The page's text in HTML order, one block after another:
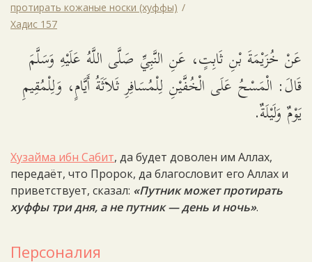
протирать кожаные носки (хуффы)
Хадис 157
عَنْ خُزَيْمَةَ بْنِ ثَابِتٍ، عَنِ النَّبِيِّ صَلَّى اللَّهُ عَلَيْهِ وَسَلَّمَ
قَالَ: الْمَسْحُ عَلَى الْخُفَّيْنِ لِلْمُسَافِرِ ثَلاَثَةُ أَيَّامٍ، وَلِلْمُقِيمِ
يَوْمٌ وَلَيْلَةٌ.
Хузайма ибн Сабит, да будет доволен им Аллах,
передаёт, что Пророк, да благословит его Аллах и
приветствует, сказал: «Путник может протирать
хуффы три дня, а не путник — день и ночь».
Персоналия